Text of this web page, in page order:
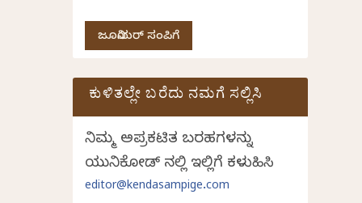
ಜೂನಿಯರ್ ಸಂಪಿಗೆ
ಕುಳಿತಲ್ಲೇ ಬರೆದು ನಮಗೆ ಸಲ್ಲಿಸಿ
ನಿಮ್ಮ ಅಪ್ರಕಟಿತ ಬರಹಗಳನ್ನು
ಯುನಿಕೋಡ್ ನಲ್ಲಿ ಇಲ್ಲಿಗೆ ಕಳುಹಿಸಿ
editor@kendasampige.com